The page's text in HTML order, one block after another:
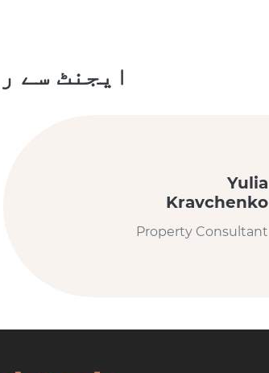
ایجنٹ سے
Yulia
Kravchenko
Property Consultant